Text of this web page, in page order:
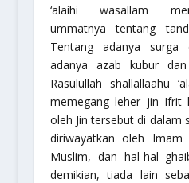
‘alaihi wasallam
ummatnya tentang
Tentang adanya surga
adanya azab kubur
Rasulullah shallallaahu
memegang leher jin Ifrit
oleh Jin tersebut di dalam
diriwayatkan oleh
Muslim, dan hal-hal
demikian, tiada lain